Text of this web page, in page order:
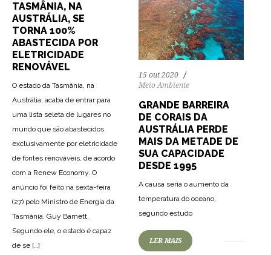
TASMÂNIA, NA
AUSTRÁLIA, SE
TORNA 100%
ABASTECIDA POR
ELETRICIDADE
RENOVÁVEL
O estado da Tasmânia, na
Austrália, acaba de entrar para
uma lista seleta de lugares no
mundo que são abastecidos
exclusivamente por eletricidade
de fontes renováveis, de acordo
com a Renew Economy. O
anúncio foi feito na sexta-feira
(27) pelo Ministro de Energia da
Tasmânia, Guy Barnett.
Segundo ele, o estado é capaz
de se […]
15 out 2020
Meio Ambiente
GRANDE BARREIRA
DE CORAIS DA
AUSTRÁLIA PERDE
MAIS DA METADE DE
SUA CAPACIDADE
DESDE 1995
A causa seria o aumento da
temperatura do oceano,
segundo estudo
LER MAIS